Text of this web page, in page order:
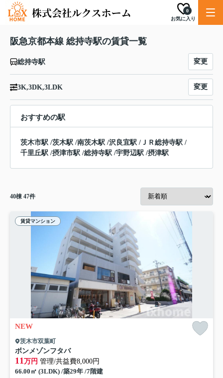
お気に入り
0
阪急京都本線 総持寺駅の賃貸一覧
総持寺駅 変更
3K,3DK,3LDK 変更
おすすめの駅
茨木市駅 /茨木駅 /南茨木駅 /沢良宜駅 / ＪＲ総持寺駅 /
千里丘駅 /摂津市駅 /総持寺駅 /宇野辺駅 /摂津駅
40棟 47件
賃貸マンション
NEW
茨木市双葉町
ボンメゾンフタバ
11万円 管理/共益費8,000円
66.00㎡ (3LDK) /築29年 /7階建